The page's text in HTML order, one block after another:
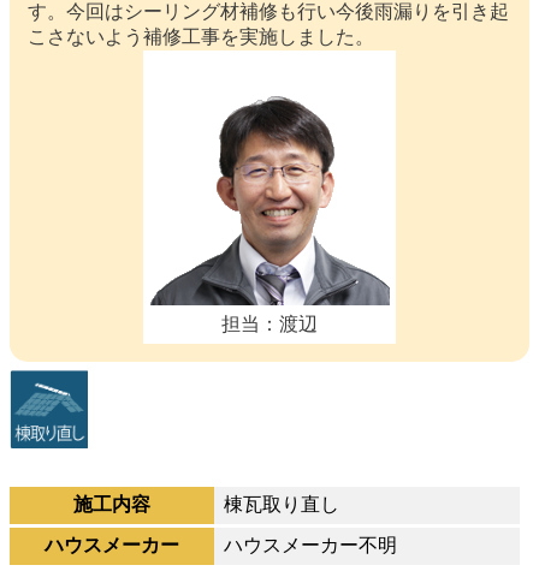
す。今回はシーリング材補修も行い今後雨漏りを引き起
こさないよう補修工事を実施しました。
担当：渡辺
施工内容
棟瓦取り直し
ハウスメーカー
ハウスメーカー不明